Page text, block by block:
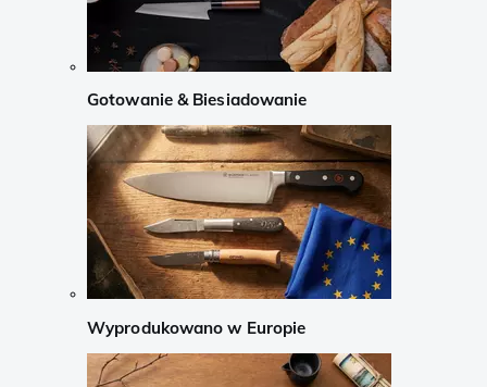
Gotowanie & Biesiadowanie
Wyprodukowano w Europie